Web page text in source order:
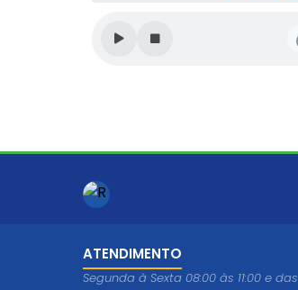
ATENDIMENTO
Segunda à Sexta 08:00 às 11:00 e das